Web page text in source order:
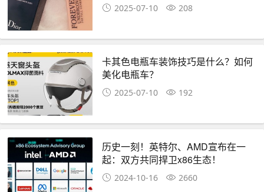
2025-07-10 208
卡其色电瓶车装饰技巧是什么？如何
美化电瓶车？
2025-07-10 192
历史一刻！英特尔、AMD宣布在一
起：双方共同捍卫x86生态！
2024-10-16 2660